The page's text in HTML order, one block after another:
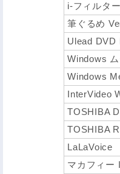
i-フィルタ
筆ぐるめ
Ulead DVD
Windows
Windows
InterVideo
TOSHIBA
TOSHIBA
LaLaVoice
マカフィー